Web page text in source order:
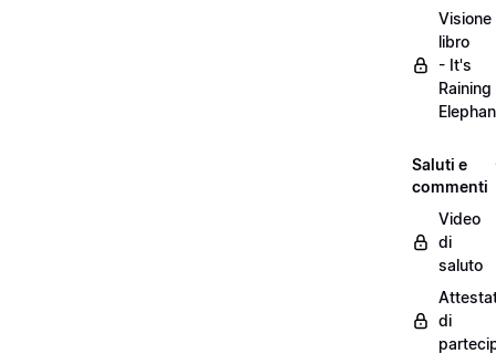
Visione
libro
- It's
Raining
Saluti e
commenti
Video
di
saluto
di